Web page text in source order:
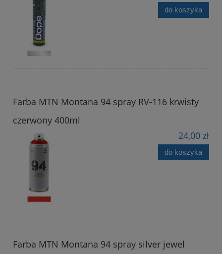
do koszyka
Farba MTN Montana 94 spray RV-116 krwisty
czerwony 400ml
24,00 zł
do koszyka
Farba MTN Montana 94 spray silver jewel